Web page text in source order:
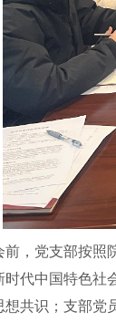
前，党支部按照
时代中国特色社
想共识；支部党